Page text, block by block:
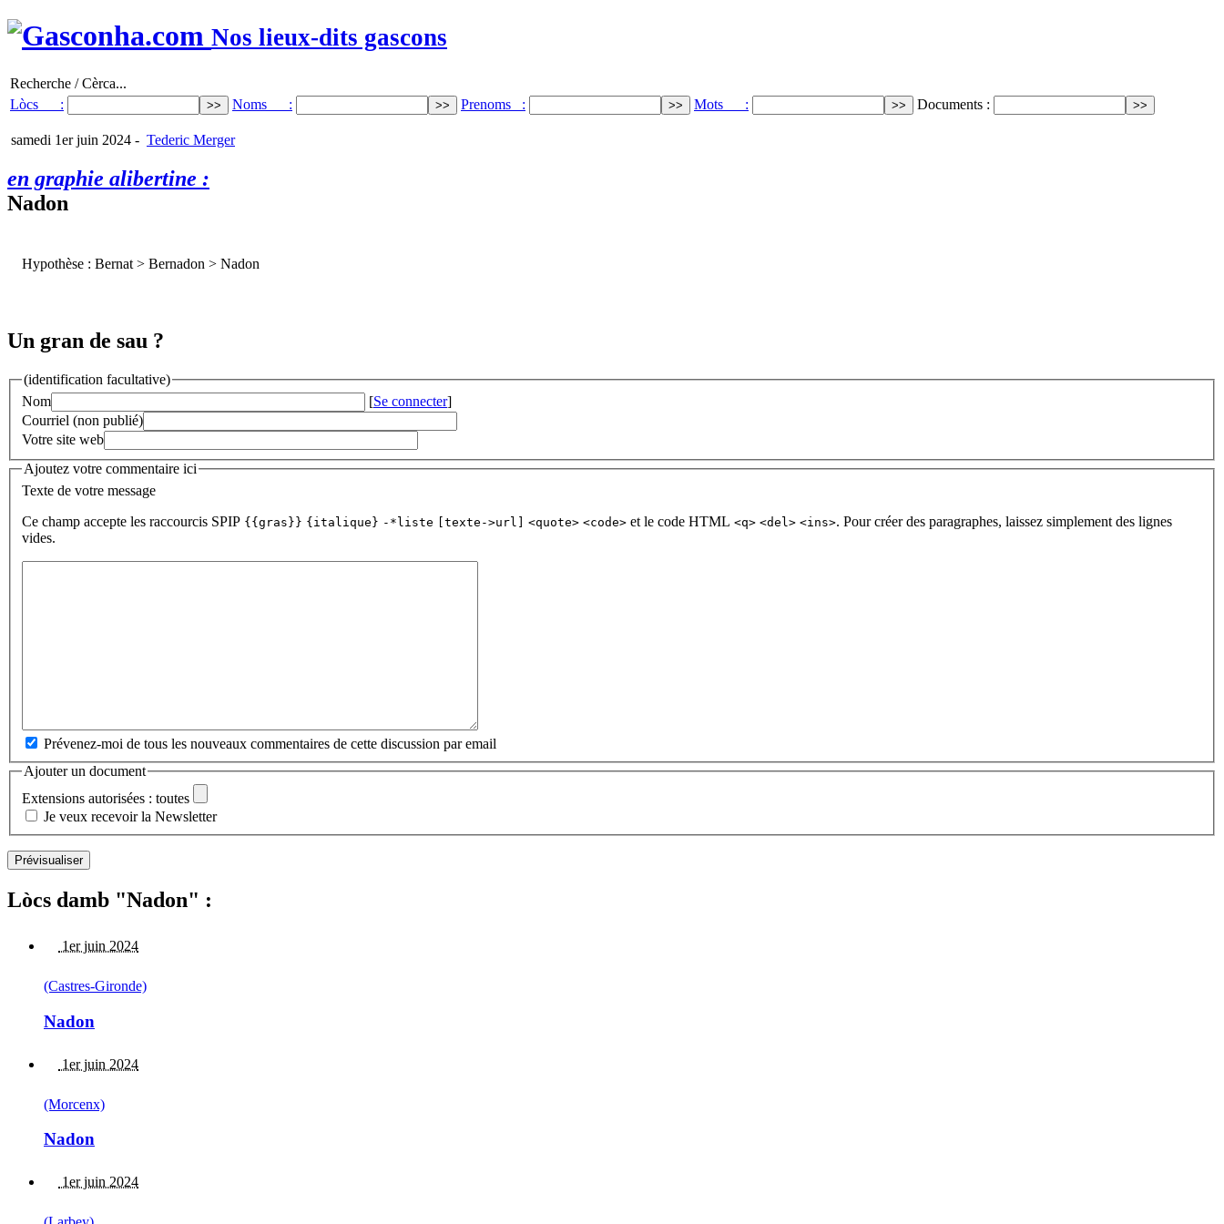
Nos lieux-dits gascons
Recherche / Cèrca...
Lòcs :
Noms : Prenoms : Mots : Documents :
samedi 1er juin 2024 - Tederic Merger
en graphie alibertine :
Nadon
Hypothèse : Bernat > Bernadon > Nadon
Un gran de sau ?
(identification facultative)
Nom
[Se connecter]
Courriel (non publié)
Votre site web
Ajoutez votre commentaire ici
Texte de votre message
Ce champ accepte les raccourcis SPIP {{gras}} {italique} -*liste [texte->url] <quote> <code> et le code HTML <q> <del> <ins>. Pour créer des paragraphes, laissez simplement des lignes
vides.
Prévenez-moi de tous les nouveaux commentaires de cette discussion par email
Ajouter un document
Extensions autorisées : toutes
Je veux recevoir la Newsletter
Lòcs damb "Nadon" :
1er juin 2024
(Castres-Gironde)
Nadon
1er juin 2024
(Morcenx)
Nadon
1er juin 2024